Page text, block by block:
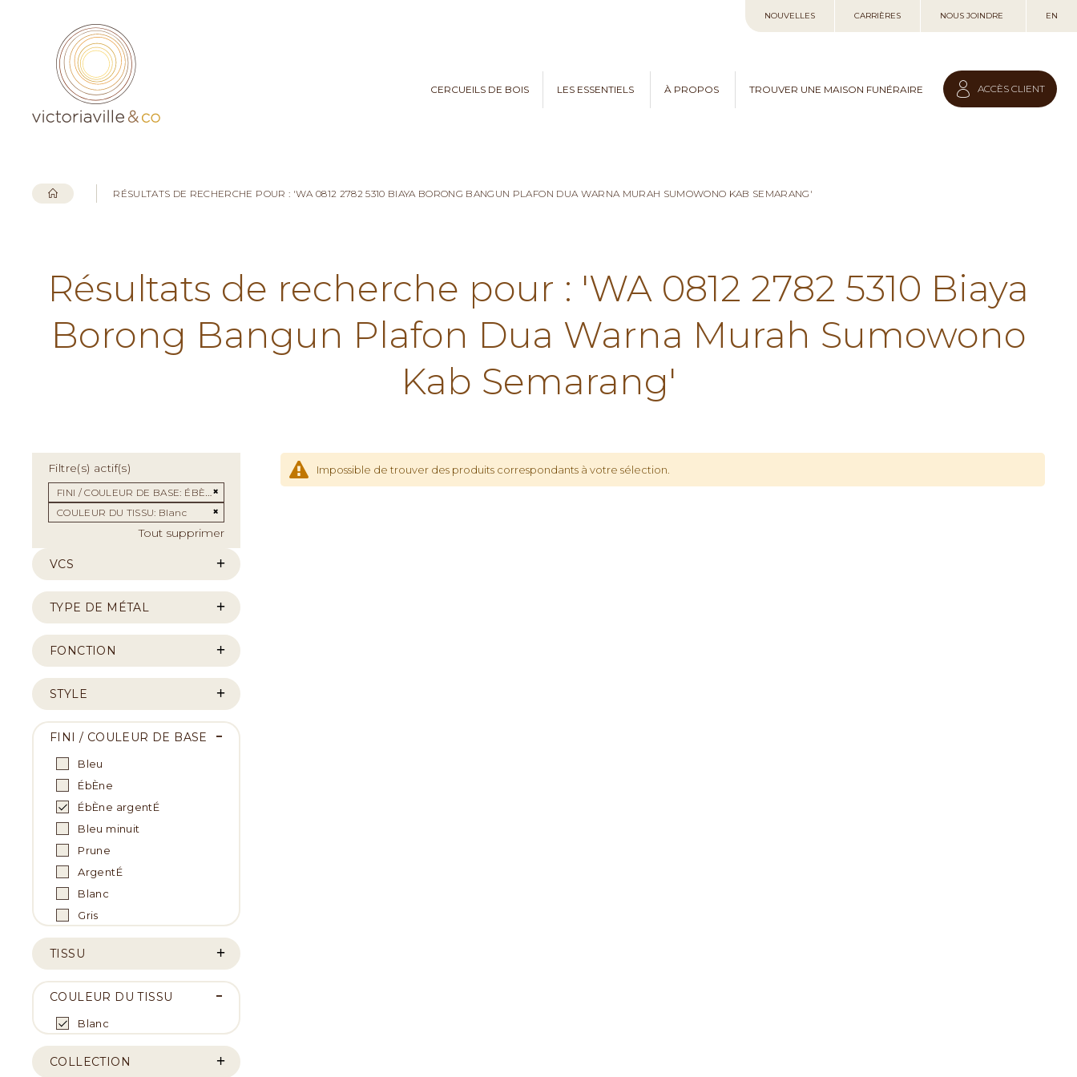
au
NOUVELLES CARRIÈRES NOUS JOINDRE EN
CERCUEILS DE BOIS LES ESSENTIELS À PROPOS TROUVER UNE MAISON FUNÉRAIRE ACCÈS CLIENT
RÉSULTATS DE RECHERCHE POUR : 'WA 0812 2782 5310 BIAYA BORONG BANGUN PLAFON DUA WARNA MURAH SUMOWONO KAB SEMARANG'
Résultats de recherche pour : 'WA 0812 2782 5310 Biaya
Borong Bangun Plafon Dua Warna Murah Sumowono
Kab Semarang'
Impossible de trouver des produits correspondants à votre sélection.
Filtre(s) actif(s)
FINI / COULEUR DE BASE ÉBÈNE ARGENTÉ
Supprimer cet Élément
COULEUR DU TISSU Blanc
Tout supprimer
VCS
TYPE DE MÉTAL
FONCTION
STYLE
FINI / COULEUR DE BASE
Bleu
ÉbÈne
ÉbÈne argentÉ
Bleu minuit
Prune
ArgentÉ
Blanc
Gris
TISSU
COULEUR DU TISSU
Blanc
COLLECTION